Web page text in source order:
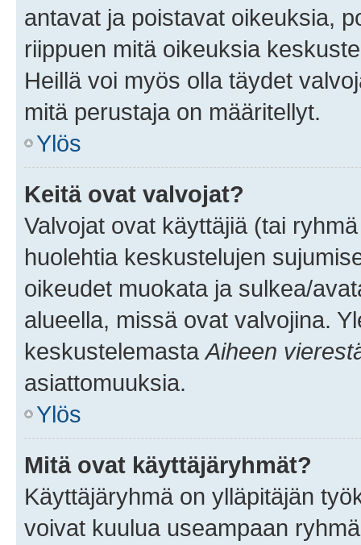
antavat ja poistavat oikeuksia,
riippuen mitä oikeuksia
Heillä voi myös olla täydet
mitä perustaja on määritellyt.
Ylös
Keitä ovat valvojat?
Valvojat ovat käyttäjiä (tai
huolehtia keskustelujen
oikeudet muokata ja sulkea/
alueella, missä ovat valvojina.
keskustelemasta Aiheen
asiattomuuksia.
Ylös
Mitä ovat käyttäjäryhmät?
Käyttäjäryhmä on ylläpitäjän
voivat kuulua useampaan